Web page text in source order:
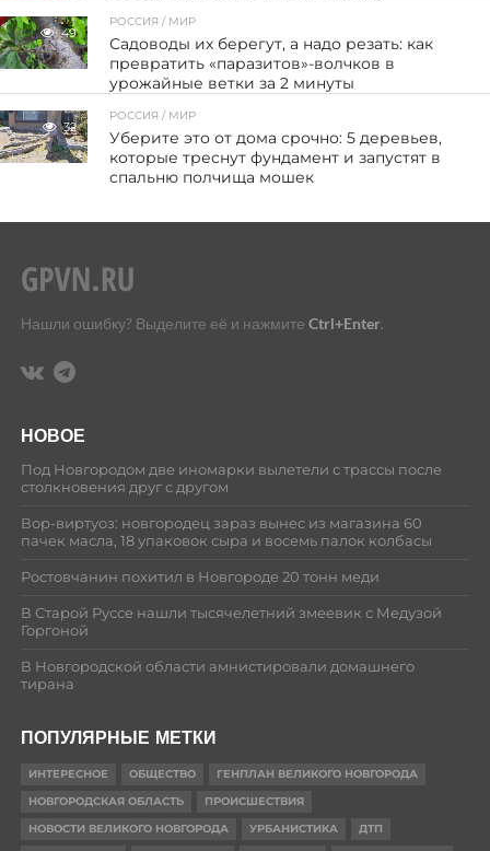
49
РОССИЯ / МИР
Садоводы их берегут, а надо резать: как
превратить «паразитов»-волчков в
урожайные ветки за 2 минуты
32
РОССИЯ / МИР
Уберите это от дома срочно: 5 деревьев,
которые треснут фундамент и запустят в
спальню полчища мошек
Нашли ошибку? Выделите её и нажмите Ctrl+Enter.
НОВОЕ
Под Новгородом две иномарки вылетели с трассы после
столкновения друг с другом
Вор-виртуоз: новгородец зараз вынес из магазина 60
пачек масла, 18 упаковок сыра и восемь палок колбасы
Ростовчанин похитил в Новгороде 20 тонн меди
В Старой Руссе нашли тысячелетний змеевик с Медузой
Горгоной
В Новгородской области амнистировали домашнего
тирана
ПОПУЛЯРНЫЕ МЕТКИ
ИНТЕРЕСНОЕ ОБЩЕСТВО
ГЕНПЛАН ВЕЛИКОГО НОВГОРОДА
НОВГОРОДСКАЯ ОБЛАСТЬ
ПРОИСШЕСТВИЯ
НОВОСТИ ВЕЛИКОГО НОВГОРОДА
УРБАНИСТИКА
ДТП